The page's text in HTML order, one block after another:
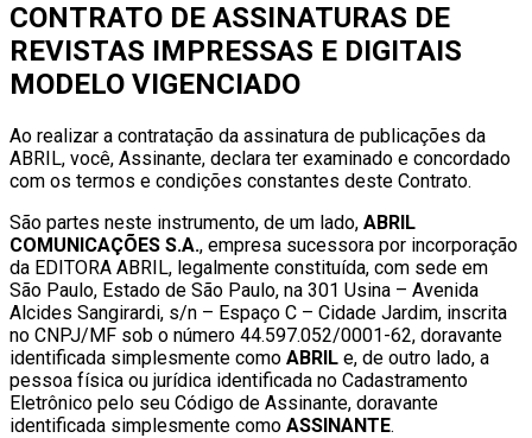
CONTRATO DE ASSINATURAS DE
REVISTAS IMPRESSAS E DIGITAIS
MODELO VIGENCIADO
Ao realizar a contratação da assinatura de publicações da
ABRIL, você, Assinante, declara ter examinado e concordado
com os termos e condições constantes deste Contrato.
São partes neste instrumento, de um lado, ABRIL
COMUNICAÇÕES S.A., empresa sucessora por incorporação
da EDITORA ABRIL, legalmente constituída, com sede em
São Paulo, Estado de São Paulo, na 301 Usina – Avenida
Alcides Sangirardi, s/n – Espaço C – Cidade Jardim, inscrita
no CNPJ/MF sob o número 44.597.052/0001-62, doravante
identificada simplesmente como ABRIL e, de outro lado, a
pessoa física ou jurídica identificada no Cadastramento
Eletrônico pelo seu Código de Assinante, doravante
identificada simplesmente como ASSINANTE.